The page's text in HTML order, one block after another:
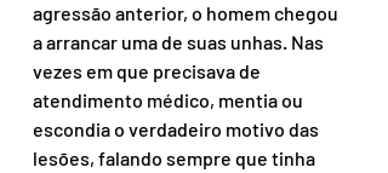
agressão anterior, o homem chegou
a arrancar uma de suas unhas. Nas
vezes em que precisava de
atendimento médico, mentia ou
escondia o verdadeiro motivo das
lesões, falando sempre que tinha